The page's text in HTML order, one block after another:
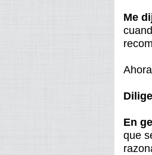
Me
En
que